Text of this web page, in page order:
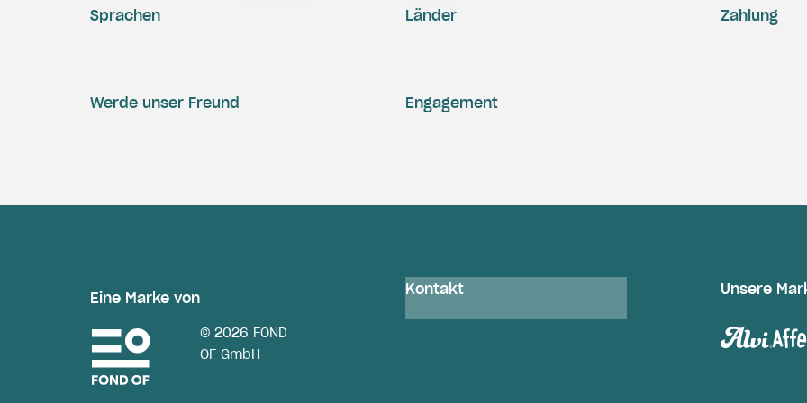
Zahlung
Engagement
Werde unser Freund
Sprachen Länder
Eine Marke von
© 2026 FOND
OF GmbH
Kontakt Unsere